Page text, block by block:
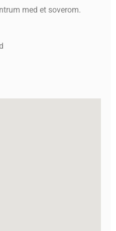
med et soverom.